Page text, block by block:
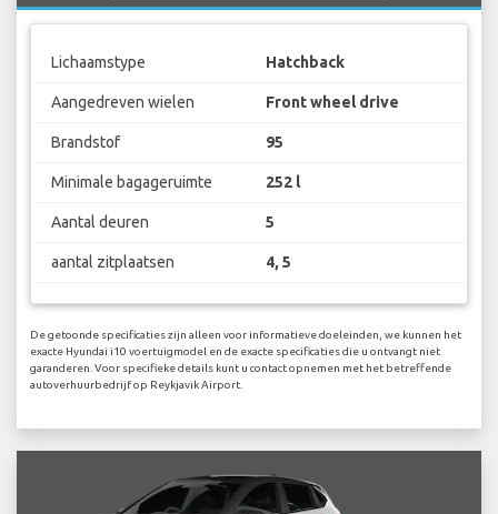
Lichaamstype Hatchback
Aangedreven wielen Front wheel drive
Brandstof 95
Minimale bagageruimte 252 l
Aantal deuren 5
aantal zitplaatsen 4, 5
De getoonde specificaties zijn alleen voor informatieve doeleinden, we kunnen het
exacte Hyundai i10 voertuigmodel en de exacte specificaties die u ontvangt niet
garanderen. Voor specifieke details kunt u contact opnemen met het betreffende
autoverhuurbedrijf op Reykjavik Airport.